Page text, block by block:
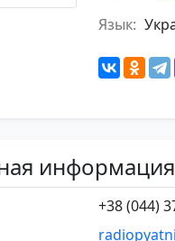
Язык:
+38 (044)